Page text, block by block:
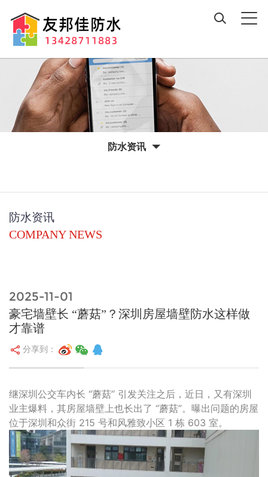
防水资讯
防水资讯
COMPANY NEWS
2025-11-01
豪宅墙壁长 “蘑菇”？深圳房屋墙壁防水这样做
才靠谱
分享到：
继深圳公交车内长 “蘑菇” 引发关注之后，近日，又有深圳
业主爆料，其房屋墙壁上也长出了 “蘑菇”。曝出问题的房屋
位于深圳和众街 215 号和风雅致小区 1 栋 603 室。